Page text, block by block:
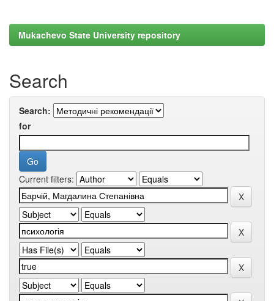
Mukachevo State University repository
Search
Search:
for
Current filters: